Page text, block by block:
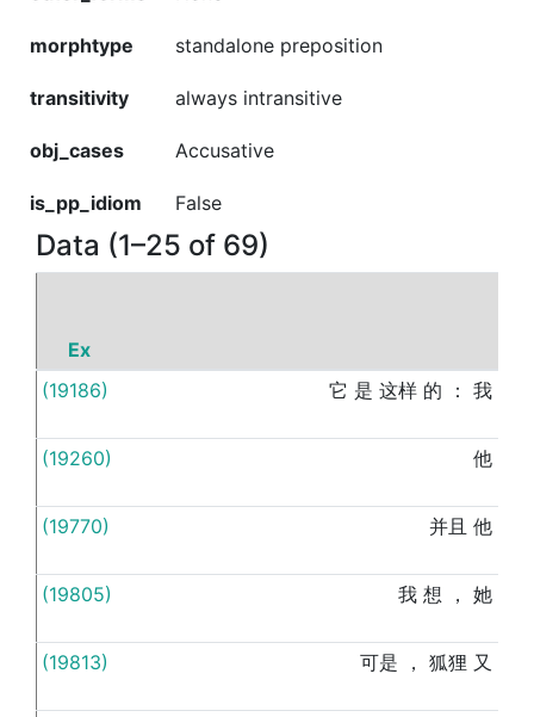
morphtype standalone preposition
transitivity always intransitive
obj_cases Accusative
is_pp_idiom False
Data (1–25 of 69)
Ex
(19186)
它 是 这样 的 ： 我
(19260) 他
(19770) 并且 他
(19805) 我 想 ， 她
(19813) 可是 ， 狐狸 又